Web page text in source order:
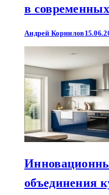
в
Андрей Корнилов
объединения